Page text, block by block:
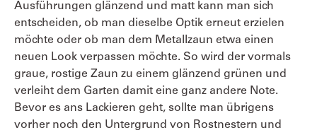
Ausführungen glänzend und matt kann man sich
entscheiden, ob man dieselbe Optik erneut erzielen
möchte oder ob man dem Metallzaun etwa einen
neuen Look verpassen möchte. So wird der vormals
graue, rostige Zaun zu einem glänzend grünen und
verleiht dem Garten damit eine ganz andere Note.
Bevor es ans Lackieren geht, sollte man übrigens
vorher noch den Untergrund von Rostnestern und